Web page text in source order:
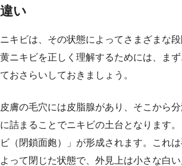
違い
ニキビは、その状態によってさまざまな段
黄ニキビを正しく理解するためには、ま
ておさらいしておきましょう。
皮膚の毛穴には皮脂腺があり、そこから
に詰まることでニキビの土台となります
ビ（閉鎖面皰）」が形成されます。これ
よって閉じた状態で、外見上は小さな白い